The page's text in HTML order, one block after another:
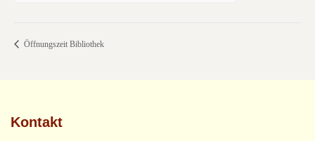
Öffnungszeit Bibliothek
Kontakt